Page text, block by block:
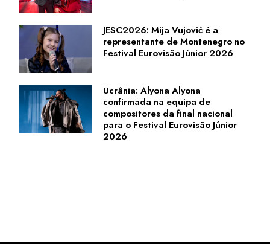
JESC2026: Mija Vujović é a
representante de Montenegro no
Festival Eurovisão Júnior 2026
Ucrânia: Alyona Alyona
confirmada na equipa de
compositores da final nacional
para o Festival Eurovisão Júnior
2026